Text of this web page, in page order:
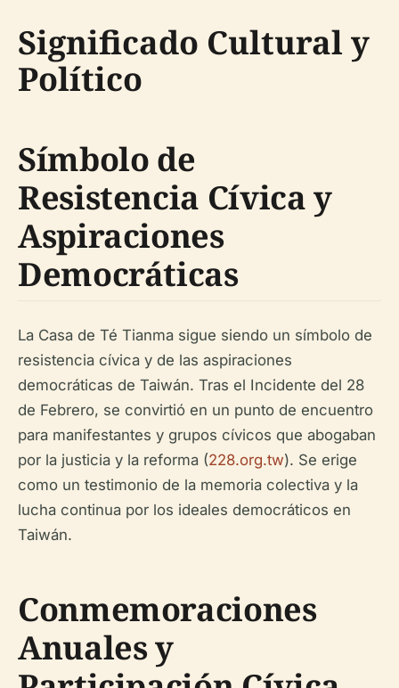
Significado Cultural y
Político
Símbolo de
Resistencia Cívica y
Aspiraciones
Democráticas
La Casa de Té Tianma sigue siendo un símbolo de
resistencia cívica y de las aspiraciones
democráticas de Taiwán. Tras el Incidente del 28
de Febrero, se convirtió en un punto de encuentro
para manifestantes y grupos cívicos que abogaban
por la justicia y la reforma (228.org.tw). Se erige
como un testimonio de la memoria colectiva y la
lucha continua por los ideales democráticos en
Taiwán.
Conmemoraciones
Anuales y